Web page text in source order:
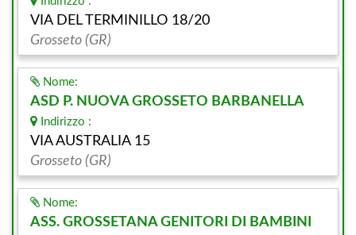
VIA DEL TERMINILLO 18/20
Grosseto (GR)
Nome:
ASD P. NUOVA GROSSETO BARBANELLA
Indirizzo :
VIA AUSTRALIA 15
Grosseto (GR)
Nome:
ASS. GROSSETANA GENITORI DI BAMBINI